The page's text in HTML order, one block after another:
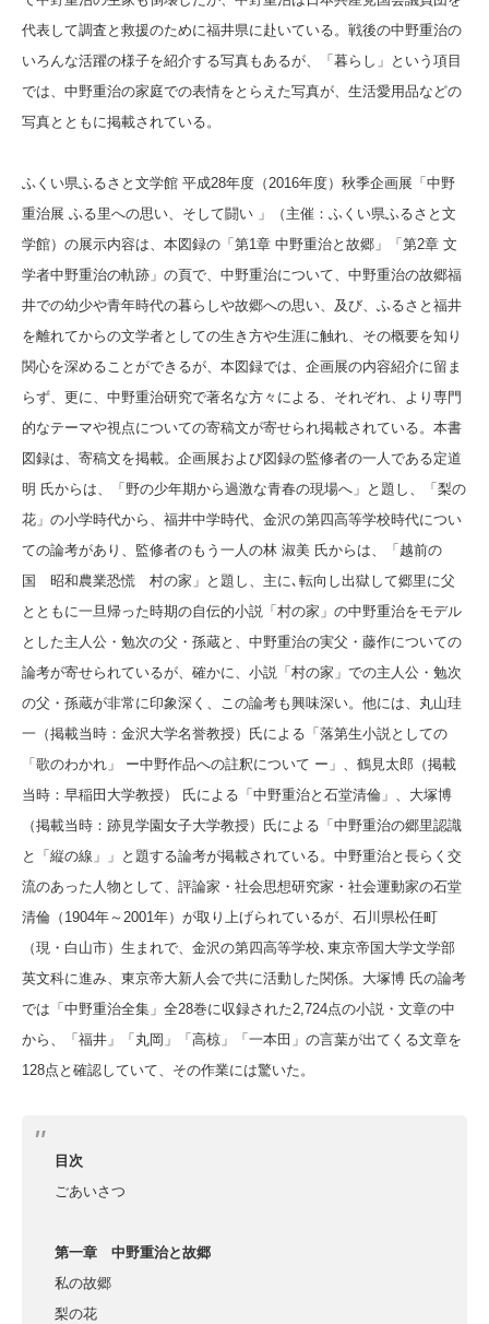
代表して調査と救援のために福井県に赴いている。戦後の中野重治の
いろんな活躍の様子を紹介する写真もあるが、「暮らし」という項目
では、中野重治の家庭での表情をとらえた写真が、生活愛用品などの
写真とともに掲載されている。
ふくい県ふるさと文学館 平成28年度（2016年度）秋季企画展「中野
重治展 ふる里への思い、そして闘い 」（主催：ふくい県ふるさと文
学館）の展示内容は、本図録の「第1章 中野重治と故郷」「第2章 文
学者中野重治の軌跡」の頁で、中野重治について、中野重治の故郷福
井での幼少や青年時代の暮らしや故郷への思い、及び、ふるさと福井
を離れてからの文学者としての生き方や生涯に触れ、その概要を知り
関心を深めることができるが、本図録では、企画展の内容紹介に留ま
らず、更に、中野重治研究で著名な方々による、それぞれ、より専門
的なテーマや視点についての寄稿文が寄せられ掲載されている。本書
図録は、寄稿文を掲載。企画展および図録の監修者の一人である定道
明 氏からは、「野の少年期から過激な青春の現場へ」と題し、「梨の
花」の小学時代から、福井中学時代、金沢の第四高等学校時代につい
ての論考があり、監修者のもう一人の林 淑美 氏からは、「越前の
国 昭和農業恐慌 村の家」と題し、主に､転向し出獄して郷里に父
とともに一旦帰った時期の自伝的小説「村の家」の中野重治をモデル
とした主人公・勉次の父・孫蔵と、中野重治の実父・藤作についての
論考が寄せられているが、確かに、小説「村の家」での主人公・勉次
の父・孫蔵が非常に印象深く、この論考も興味深い。他には、丸山珪
一（掲載当時：金沢大学名誉教授）氏による「落第生小説としての
「歌のわかれ」 ー中野作品への註釈について ー」、鶴見太郎（掲載
当時：早稲田大学教授） 氏による「中野重治と石堂清倫」、大塚博
（掲載当時：跡見学園女子大学教授）氏による「中野重治の郷里認識
と「縦の線」」と題する論考が掲載されている。中野重治と長らく交
流のあった人物として、評論家・社会思想研究家・社会運動家の石堂
清倫（1904年～2001年）が取り上げられているが、石川県松任町
（現・白山市）生まれで、金沢の第四高等学校､東京帝国大学文学部
英文科に進み、東京帝大新人会で共に活動した関係。大塚博 氏の論考
では「中野重治全集」全28巻に収録された2,724点の小説・文章の中
から、「福井」「丸岡」「高椋」「一本田」の言葉が出てくる文章を
128点と確認していて、その作業には驚いた。
目次
ごあいさつ
第一章 中野重治と故郷
私の故郷
梨の花